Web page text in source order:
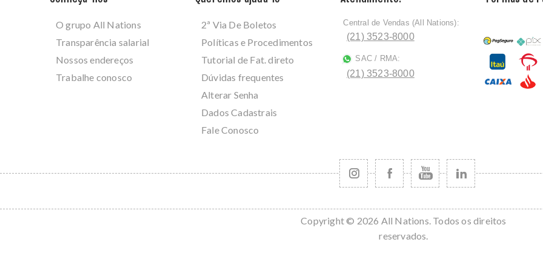
O grupo All Nations
Transparência salarial
Nossos endereços
Trabalhe conosco
2ª Via De Boletos
Políticas e Procedimentos
Tutorial de Fat. direto
Dúvidas frequentes
Alterar Senha
Dados Cadastrais
Fale Conosco
ﾠCentral de Vendas (All Nations):
(21) 3523-8000
SAC / RMA:
(21) 3523-8000
Copyright © 2026 All Nations. Todos os direitos
reservados.